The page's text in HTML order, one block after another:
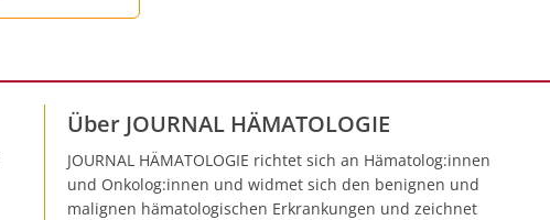
Über JOURNAL HÄMATOLOGIE
JOURNAL HÄMATOLOGIE richtet sich an Hämatolog:innen
und Onkolog:innen und widmet sich den benignen und
malignen hämatologischen Erkrankungen und zeichnet